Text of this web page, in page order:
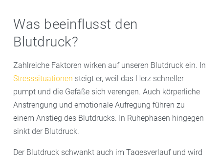
Was beeinflusst den
Blutdruck?
Zahlreiche Faktoren wirken auf unseren Blutdruck ein. In
Stresssituationen steigt er, weil das Herz schneller
pumpt und die Gefäße sich verengen. Auch körperliche
Anstrengung und emotionale Aufregung führen zu
einem Anstieg des Blutdrucks. In Ruhephasen hingegen
sinkt der Blutdruck.
Der Blutdruck schwankt auch im Tagesverlauf und wird